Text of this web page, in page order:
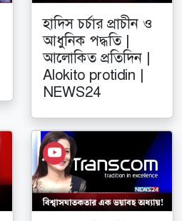
হাদিস চর্চার প্রাচীন ও
আধুনিক পদ্ধতি |
আলোকিত প্রতিদিন |
Alokito protidin |
NEWS24